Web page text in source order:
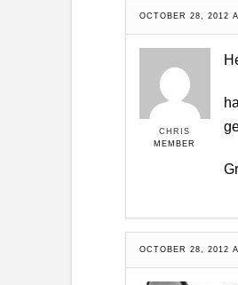
OCTOBER 28, 2012
CHRIS
MEMBER
OCTOBER 28, 2012